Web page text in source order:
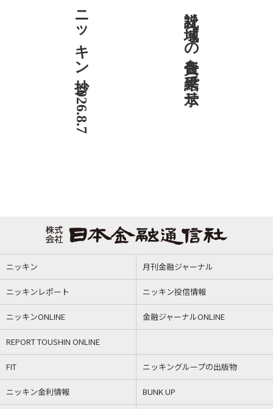
ニッキン抄 2026.8.7 社説 地域への責任を結果で示せ
ニッキン 月刊金融ジャーナル
ニッキンレポート ニッキン投信情報
ニッキンONLINE 金融ジャーナルONLINE
REPORT TOUSHIN ONLINE
FIT ニッキングループの出版物
ニッキン金利情報 BUNK UP